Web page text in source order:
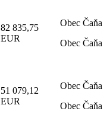
82 835,75
EUR
Obec Čaňa
Obec Čaňa
51 079,12
EUR
Obec Čaňa
Obec Čaňa